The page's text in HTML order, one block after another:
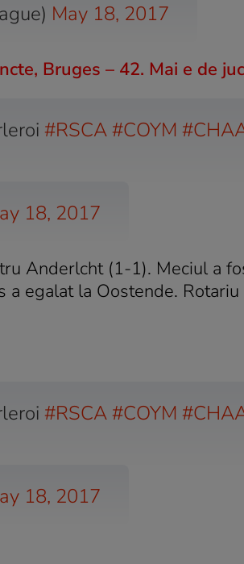
May 18, 2017
Bruges – 42. Mai e de
#RSCA #COYM
18, 2017
Anderlcht (1-1). Meciul a
egalat la Oostende.
#RSCA #COYM
18, 2017